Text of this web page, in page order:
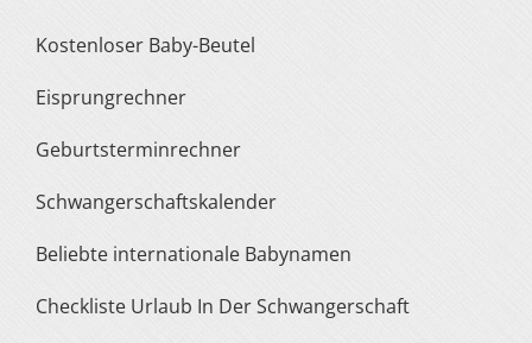
Kostenloser Baby-Beutel
Eisprungrechner
Geburtsterminrechner
Schwangerschaftskalender
Beliebte internationale Babynamen
Checkliste Urlaub In Der Schwangerschaft